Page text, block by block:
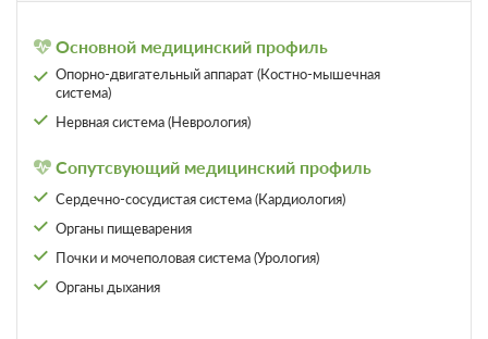
лечение, трехразовое питание, бассейн
Санаторно-курортное лечение
Подробнее
В стоимость входит:
лечение, трехразовое питание, бассейн
Основной медицинский профиль
Опорно-двигательный аппарат (Костно-мышечная
система)
Нервная система (Неврология)
Сопутсвующий медицинский профиль
Сердечно-сосудистая система (Кардиология)
Органы пищеварения
Почки и мочеполовая система (Урология)
Органы дыхания